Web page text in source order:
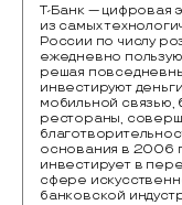
Т-Банк — цифровая
из самых
России по числу
ежедневно
решая
инвестируют
мобильной связью,
рестораны,
основания в 2006
инвестирует в
сфере
банковской